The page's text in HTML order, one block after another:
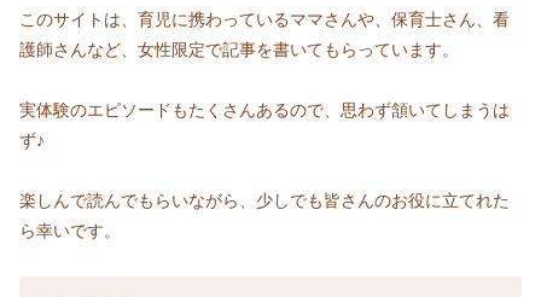
このサイトは、育児に携わっているママさんや、保育士さん、看
護師さんなど、女性限定で記事を書いてもらっています。
実体験のエピソードもたくさんあるので、思わず頷いてしまうは
ず♪
楽しんで読んでもらいながら、少しでも皆さんのお役に立てれた
ら幸いです。